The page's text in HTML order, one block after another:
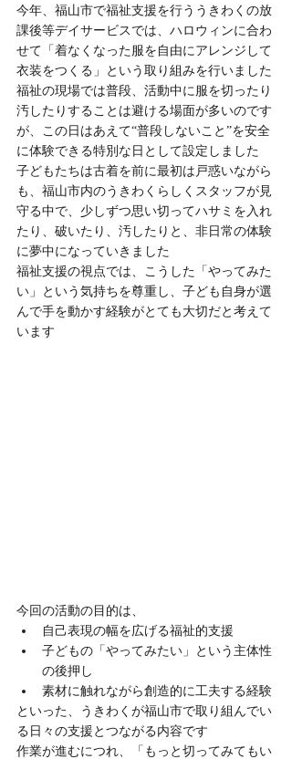
今年、福山市で福祉支援を行ううきわくの放
課後等デイサービスでは、ハロウィンに合わ
せて「着なくなった服を自由にアレンジして
衣装をつくる」という取り組みを行いました
福祉の現場では普段、活動中に服を切ったり
汚したりすることは避ける場面が多いのです
が、この日はあえて“普段しないこと”を安全
に体験できる特別な日として設定しました
子どもたちは古着を前に最初は戸惑いながら
も、福山市内のうきわくらしくスタッフが見
守る中で、少しずつ思い切ってハサミを入れ
たり、破いたり、汚したりと、非日常の体験
に夢中になっていきました
福祉支援の視点では、こうした「やってみた
い」という気持ちを尊重し、子ども自身が選
んで手を動かす経験がとても大切だと考えて
います
今回の活動の目的は、
自己表現の幅を広げる福祉的支援
子どもの「やってみたい」という主体性
の後押し
素材に触れながら創造的に工夫する経験
といった、うきわくが福山市で取り組んでい
る日々の支援とつながる内容です
作業が進むにつれ、「もっと切ってみてもい